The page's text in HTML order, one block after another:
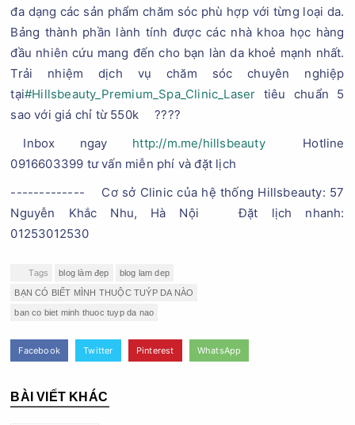
đa dạng các sản phẩm chăm sóc phù hợp với từng loại da.
Bảng thành phần lành tính được các nhà khoa học hàng
đầu nhiên cứu mang đến cho bạn làn da khoẻ mạnh nhất.
Trải nhiệm dịch vụ chăm sóc chuyên nghiệp
tại#Hillsbeauty_Premium_Spa_Clinic_Laser tiêu chuẩn 5
sao với giá chỉ từ 550k
????
Inbox ngay http://m.me/hillsbeauty
Hotline
0916603399 tư vấn miễn phí và đặt lịch
-------------
Cơ sở Clinic của hệ thống Hillsbeauty: 57
Nguyễn Khắc Nhu, Hà Nội
Đặt lịch nhanh:
01253012530
Tags blog làm đẹp blog lam dep
BẠN CÓ BIẾT MÌNH THUỘC TUÝP DA NÀO
ban co biet minh thuoc tuyp da nao
Facebook Twitter Pinterest WhatsApp
BÀI VIẾT KHÁC